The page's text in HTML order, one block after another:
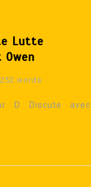
Lutte
252 words
D Discute avec